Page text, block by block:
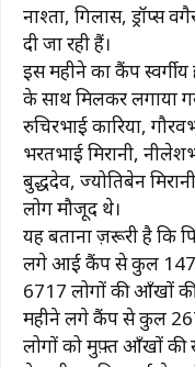
नाश्ता, गिलास, ड्रॉप्स
दी जा रही हैं।
इस महीने का कैंप
के साथ मिलकर लगाया
रुचिरभाई कारिया,
भरतभाई मिरानी,
बुद्धदेव, ज्योतिबेन
लोग मौजूद थे।
यह बताना ज़रूरी है कि
लगे आई कैंप से कुल
6717 लोगों की आँखों
महीने लगे कैंप से कुल
लोगों को मुफ़्त आँखों की